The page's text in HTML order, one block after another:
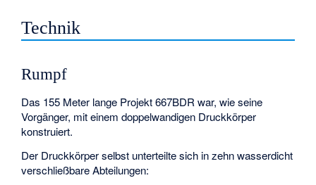
Technik
Rumpf
Das 155 Meter lange Projekt 667BDR war, wie seine
Vorgänger, mit einem doppelwandigen Druckkörper
konstruiert.
Der Druckkörper selbst unterteilte sich in zehn wasserdicht
verschließbare Abteilungen: